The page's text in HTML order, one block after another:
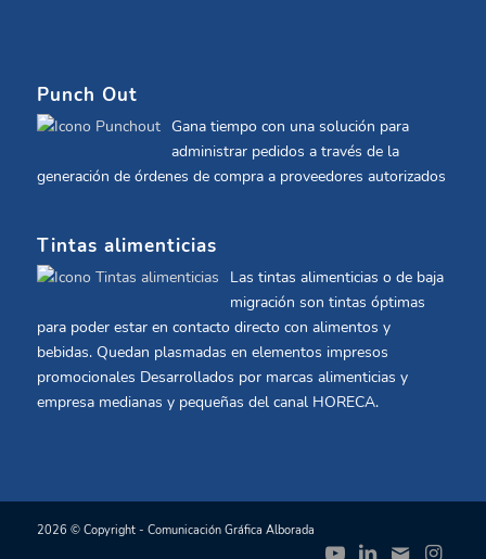
Punch Out
Gana tiempo con una solución para
administrar pedidos a través de la
generación de órdenes de compra a proveedores autorizados
Tintas alimenticias
Las tintas alimenticias o de baja
migración son tintas óptimas
para poder estar en contacto directo con alimentos y
bebidas. Quedan plasmadas en elementos impresos
promocionales Desarrollados por marcas alimenticias y
empresa medianas y pequeñas del canal HORECA.
2026 © Copyright - Comunicación Gráfica Alborada